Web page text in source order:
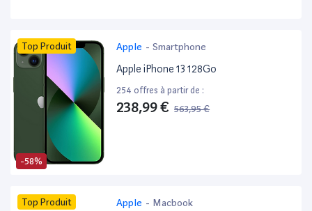
-58%
Top Produit Apple - Smartphone
Apple iPhone 13 128Go
254 offres à partir de :
238,99 € 563,95 €
Top Produit Apple - Macbook